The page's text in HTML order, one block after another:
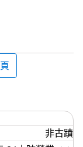
」的稱號。
嶼一樣，共同被
島，一般民眾只
因為人煙罕見，
這裡棲息繁
非古蹟